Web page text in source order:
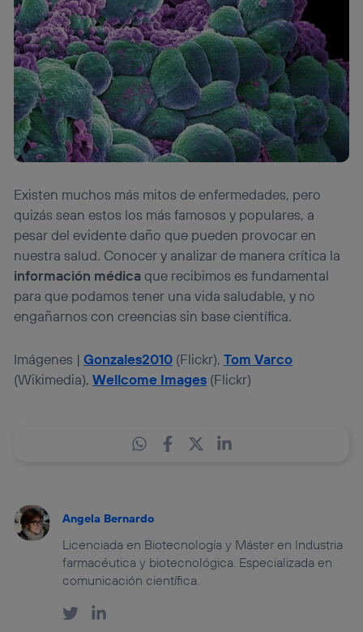
Existen muchos más mitos de enfermedades, pero
quizás sean estos los más famosos y populares, a
pesar del evidente daño que pueden provocar en
nuestra salud. Conocer y analizar de manera crítica la
información médicaque recibimos es fundamental
para que podamos tener una vida saludable, y no
engañarnos con creencias sin base científica.
Imágenes |Gonzales2010 (Flickr),Tom Varco
(Wikimedia),Wellcome Images (Flickr)
Angela Bernardo
Licenciada en Biotecnología y Máster en Industria
farmacéutica y biotecnológica. Especializada en
comunicación científica.